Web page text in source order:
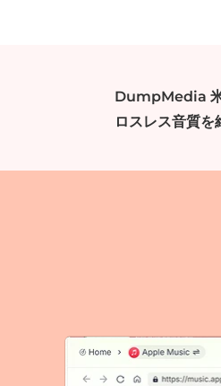
DumpMedia 米
ロスレス音質